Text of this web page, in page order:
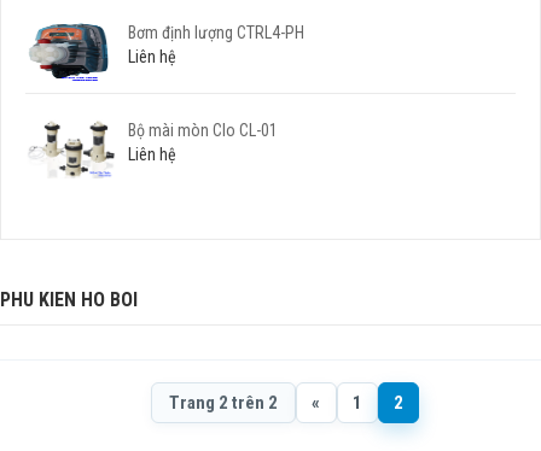
Bơm định lượng CTRL4-PH
Liên hệ
Bộ mài mòn Clo CL-01
Liên hệ
PHU KIEN HO BOI
Trang 2 trên 2 « 1 2